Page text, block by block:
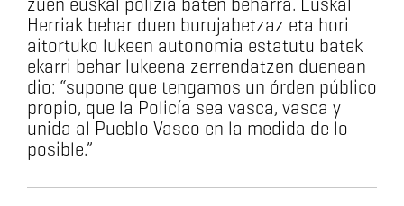
Herriak behar duen burujabetzaz eta hori
aitortuko lukeen autonomia estatutu batek
ekarri behar lukeena zerrendatzen duenean
dio: “supone que tengamos un órden público
propio, que la Policía sea vasca, vasca y
unida al Pueblo Vasco en la medida de lo
posible.”